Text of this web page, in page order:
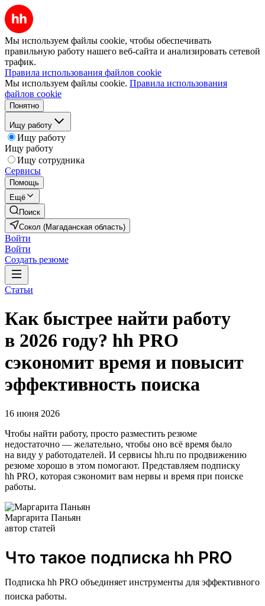
Мы используем файлы cookie, чтобы обеспечивать
правильную работу нашего веб-сайта и анализировать сетевой
трафик.
Правила использования файлов cookie
Мы используем файлы cookie. Правила использования
файлов cookie
Понятно
Ищу работу
Ищу работу
Ищу работу
Ищу сотрудника
Сервисы
Помощь
Ещё
Поиск
Сокол (Магаданская область)
Войти
Войти
Создать резюме
Статьи
Как быстрее найти работу
в 2026 году? hh PRO
сэкономит время и повысит
эффективность поиска
16 июня 2026
Чтобы найти работу, просто разместить резюме
недостаточно — желательно, чтобы оно всё время было
на виду у работодателей. И сервисы hh.ru по продвижению
резюме хорошо в этом помогают. Представляем подписку
hh PRO, которая сэкономит вам нервы и время при поиске
работы.
Маргарита Паньян
автор статей
Что такое подписка hh PRO
Подписка hh PRO объединяет инструменты для эффективного
поиска работы.